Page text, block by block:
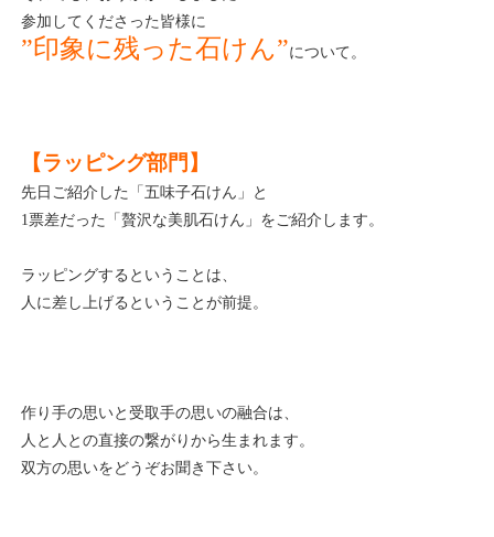
参加してくださった皆様に
”印象に残った石けん”について。
【ラッピング部門】
先日ご紹介した「五味子石けん」と
1票差だった「贅沢な美肌石けん」をご紹介します。
ラッピングするということは、
人に差し上げるということが前提。
作り手の思いと受取手の思いの融合は、
人と人との直接の繋がりから生まれます。
双方の思いをどうぞお聞き下さい。